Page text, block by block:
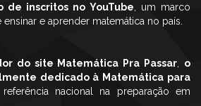
de inscritos no YouTube , um marco
e aprender matemática no país.
do site Matemática Pra Passar
o
dedicado à Matemática para
, referência nacional na preparação em